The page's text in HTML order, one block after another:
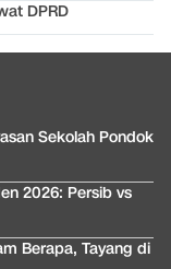
DPRD
Sekolah Pondok
2026: Persib vs
Berapa, Tayang di